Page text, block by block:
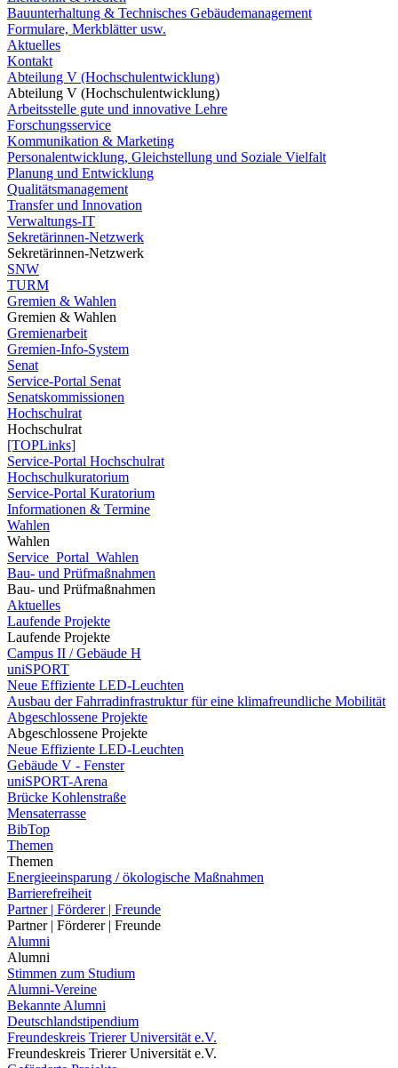
Bauunterhaltung & Technisches Gebäudemanagement
Formulare, Merkblätter usw.
Aktuelles
Kontakt
Abteilung V (Hochschulentwicklung)
Abteilung V (Hochschulentwicklung)
Arbeitsstelle gute und innovative Lehre
Forschungsservice
Kommunikation & Marketing
Personalentwicklung, Gleichstellung und Soziale Vielfalt
Planung und Entwicklung
Qualitätsmanagement
Transfer und Innovation
Verwaltungs-IT
Sekretärinnen-Netzwerk
Sekretärinnen-Netzwerk
SNW
TURM
Gremien & Wahlen
Gremien & Wahlen
Gremienarbeit
Gremien-Info-System
Senat
Service-Portal Senat
Senatskommissionen
Hochschulrat
Hochschulrat
[TOPLinks]
Service-Portal Hochschulrat
Hochschulkuratorium
Service-Portal Kuratorium
Informationen & Termine
Wahlen
Wahlen
Service_Portal_Wahlen
Bau- und Prüfmaßnahmen
Bau- und Prüfmaßnahmen
Aktuelles
Laufende Projekte
Laufende Projekte
Campus II / Gebäude H
uniSPORT
Neue Effiziente LED-Leuchten
Ausbau der Fahrradinfrastruktur für eine klimafreundliche Mobilität
Abgeschlossene Projekte
Abgeschlossene Projekte
Neue Effiziente LED-Leuchten
Gebäude V - Fenster
uniSPORT-Arena
Brücke Kohlenstraße
Mensaterrasse
BibTop
Themen
Themen
Energieeinsparung / ökologische Maßnahmen
Barrierefreiheit
Partner | Förderer | Freunde
Partner | Förderer | Freunde
Alumni
Alumni
Stimmen zum Studium
Alumni-Vereine
Bekannte Alumni
Deutschlandstipendium
Freundeskreis Trierer Universität e.V.
Freundeskreis Trierer Universität e.V.